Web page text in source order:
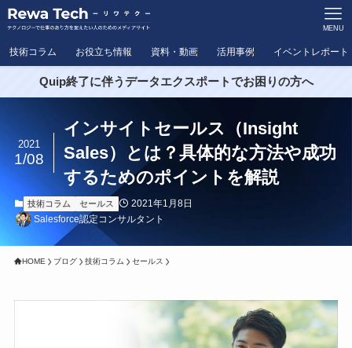
MENU
技術コラム お役立ち情報 資料・動画 活用事例 イベントレポート
Quip終了に伴うデータエクスポートでお困りの方へ
インサイトセールス（Insight
Sales）とは？具体的な方法や成功
するためのポイントを解説
2021
1/08
技術コラム セールス
2021年1月8日
Salesforce認定コンサルタント
HOME ブログ 技術コラム セールス